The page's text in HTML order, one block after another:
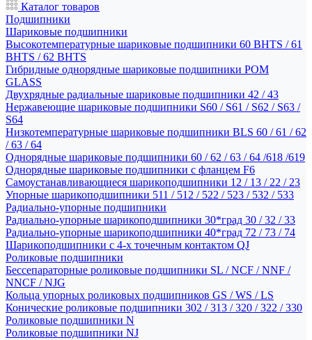
Каталог товаров
Подшипники
Шариковые подшипники
Высокотемпературные шариковые подшипники 60 BHTS / 61
BHTS / 62 BHTS
Гибридные однорядные шариковые подшипники POM
GLASS
Двухрядные радиальные шариковые подшипники 42 / 43
Нержавеющие шариковые подшипники S60 / S61 / S62 / S63 /
S64
Низкотемпературные шариковые подшипники BLS 60 / 61 / 62
/ 63 / 64
Однорядные шариковые подшипники 60 / 62 / 63 / 64 /618 /619
Однорядные шариковые подшипники с фланцем F6
Самоустанавливающиеся шарикоподшипники 12 / 13 / 22 / 23
Упорные шарикоподшипники 511 / 512 / 522 / 523 / 532 / 533
Радиально-упорные подшипники
Радиально-упорные шарикоподшипники 30*град 30 / 32 / 33
Радиально-упорные шарикоподшипники 40*град 72 / 73 / 74
Шарикоподшипники с 4-х точечным контактом QJ
Роликовые подшипники
Бессепараторные роликовые подшипники SL / NCF / NNF /
NNCF / NJG
Кольца упорных роликовых подшипников GS / WS / LS
Конические роликовые подшипники 302 / 313 / 320 / 322 / 330
Роликовые подшипники N
Роликовые подшипники NJ